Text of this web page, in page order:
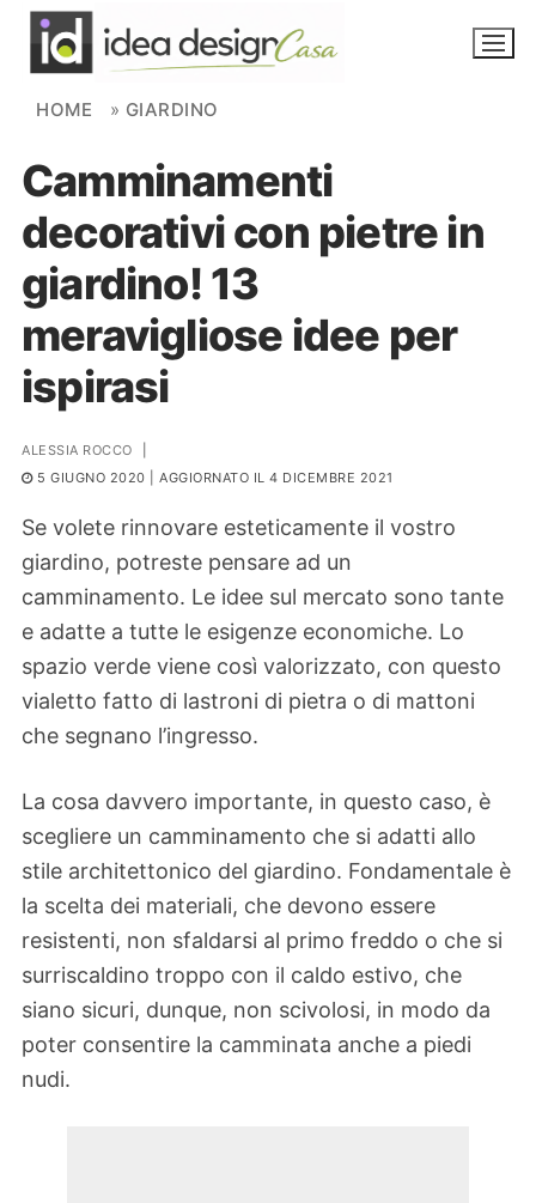
Skip to content
NOVITÀ
AMBIENTI
FAI DA TE
PIANTE
Ortaggio
HOME » GIARDINO
Camminamenti
decorativi con pietre in
giardino! 13
meravigliose idee per
ispirasi
ALESSIA ROCCO
5 GIUGNO 2020 | AGGIORNATO IL 4 DICEMBRE 2021
Se volete rinnovare esteticamente il vostro
giardino, potreste pensare ad un
camminamento. Le idee sul mercato sono tante
e adatte a tutte le esigenze economiche. Lo
spazio verde viene così valorizzato, con questo
vialetto fatto di lastroni di pietra o di mattoni
che segnano l’ingresso.
La cosa davvero importante, in questo caso, è
scegliere un camminamento che si adatti allo
stile architettonico del giardino. Fondamentale è
la scelta dei materiali, che devono essere
resistenti, non sfaldarsi al primo freddo o che si
surriscaldino troppo con il caldo estivo, che
siano sicuri, dunque, non scivolosi, in modo da
poter consentire la camminata anche a piedi
nudi.